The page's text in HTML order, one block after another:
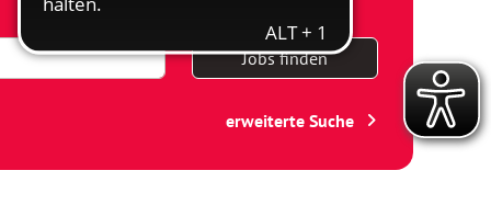
Jobs finden
erweiterte Suche